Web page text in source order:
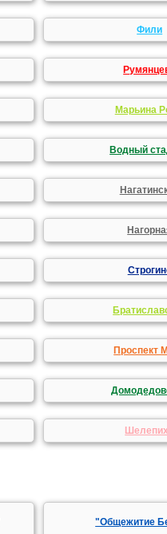
Фили
Марьина
Водный
Проспект
"Общежитие